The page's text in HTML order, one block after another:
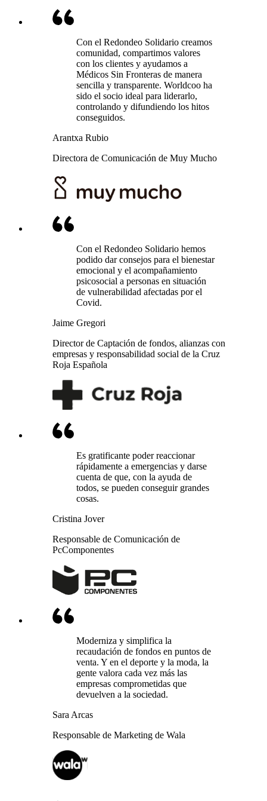
Con el Redondeo Solidario creamos
comunidad, compartimos valores
con los clientes y ayudamos a
Médicos Sin Fronteras de manera
sencilla y transparente. Worldcoo ha
sido el socio ideal para liderarlo,
controlando y difundiendo los hitos
conseguidos.
Arantxa Rubio
Directora de Comunicación de Muy Mucho
Con el Redondeo Solidario hemos
podido dar consejos para el bienestar
emocional y el acompañamiento
psicosocial a personas en situación
de vulnerabilidad afectadas por el
Covid.
Jaime Gregori
Director de Captación de fondos, alianzas con
empresas y responsabilidad social de la Cruz
Roja Española
Es gratificante poder reaccionar
rápidamente a emergencias y darse
cuenta de que, con la ayuda de
todos, se pueden conseguir grandes
cosas.
Cristina Jover
Responsable de Comunicación de
PcComponentes
Moderniza y simplifica la
recaudación de fondos en puntos de
venta. Y en el deporte y la moda, la
gente valora cada vez más las
empresas comprometidas que
devuelven a la sociedad.
Sara Arcas
Responsable de Marketing de Wala